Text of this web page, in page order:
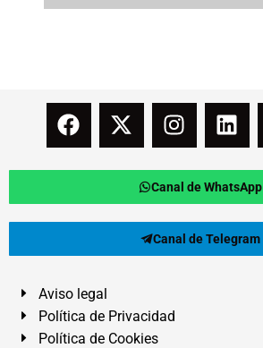
Canal de WhatsApp
Canal de Telegram
Aviso legal
Política de Privacidad
Política de Cookies